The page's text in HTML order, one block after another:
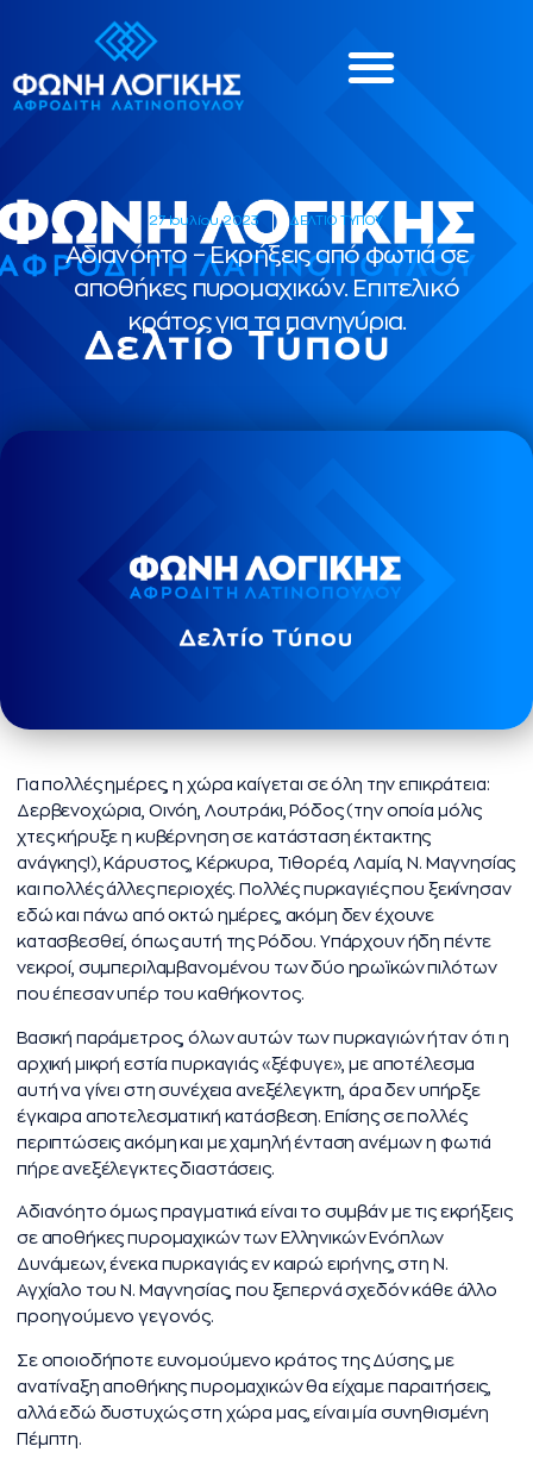
27 Ιουλίου, 2023 ΔΕΛΤΙΟ ΤΥΠΟΥ
Αδιανόητο – Εκρήξεις από φωτιά σε
αποθήκες πυρομαχικών. Επιτελικό
κράτος για τα πανηγύρια.
Για πολλές ημέρες, η χώρα καίγεται σε όλη την επικράτεια:
Δερβενοχώρια, Οινόη, Λουτράκι, Ρόδος (την οποία μόλις
χτες κήρυξε η κυβέρνηση σε κατάσταση έκτακτης
ανάγκης!), Κάρυστος, Κέρκυρα, Τιθορέα, Λαμία, Ν. Μαγνησίας
και πολλές άλλες περιοχές. Πολλές πυρκαγιές που ξεκίνησαν
εδώ και πάνω από οκτώ ημέρες, ακόμη δεν έχουνε
κατασβεσθεί, όπως αυτή της Ρόδου. Υπάρχουν ήδη πέντε
νεκροί, συμπεριλαμβανομένου των δύο ηρωϊκών πιλότων
που έπεσαν υπέρ του καθήκοντος.
Βασική παράμετρος, όλων αυτών των πυρκαγιών ήταν ότι η
αρχική μικρή εστία πυρκαγιάς «ξέφυγε», με αποτέλεσμα
αυτή να γίνει στη συνέχεια ανεξέλεγκτη, άρα δεν υπήρξε
έγκαιρα αποτελεσματική κατάσβεση. Επίσης σε πολλές
περιπτώσεις ακόμη και με χαμηλή ένταση ανέμων η φωτιά
πήρε ανεξέλεγκτες διαστάσεις.
Αδιανόητο όμως πραγματικά είναι το συμβάν με τις εκρήξεις
σε αποθήκες πυρομαχικών των Ελληνικών Ενόπλων
Δυνάμεων, ένεκα πυρκαγιάς εν καιρώ ειρήνης, στη Ν.
Αγχίαλο του Ν. Μαγνησίας, που ξεπερνά σχεδόν κάθε άλλο
προηγούμενο γεγονός.
Σε οποιοδήποτε ευνομούμενο κράτος της Δύσης, με
ανατίναξη αποθήκης πυρομαχικών θα είχαμε παραιτήσεις,
αλλά εδώ δυστυχώς στη χώρα μας, είναι μία συνηθισμένη
Πέμπτη.